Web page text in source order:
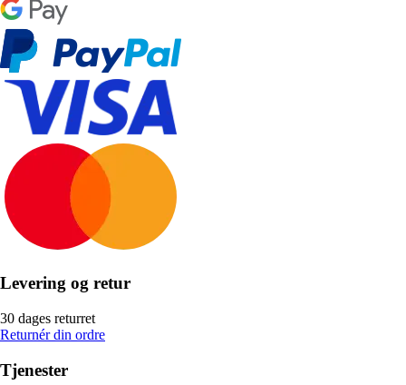
Levering og retur
30 dages returret
Returnér din ordre
Tjenester